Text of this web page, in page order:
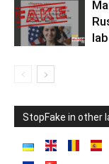
StopFake in other